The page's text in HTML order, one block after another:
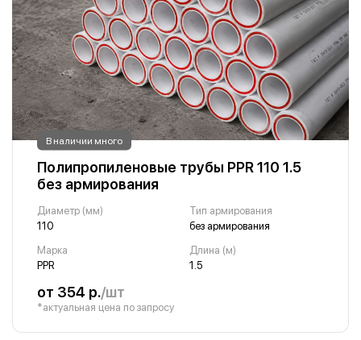
В наличии много
Полипропиленовые трубы PPR 110 1.5
без армирования
Диаметр (мм)
110
Тип армирования
без армирования
Марка
PPR
Длина (м)
1.5
от 354 р./шт
*актуальная цена по запросу